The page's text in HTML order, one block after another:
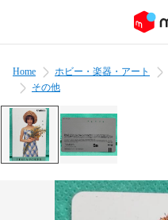
Home ホビー・楽器・アート
その他